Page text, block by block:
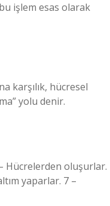
işlem esas olarak
karşılık, hücresel
yolu denir.
Hücrelerden oluşurlar.
yaparlar. 7 –